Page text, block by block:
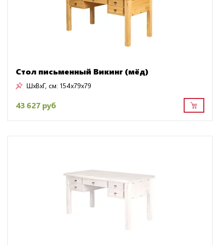
Стол письменный Викинг (мёд)
ШxВxГ, см: 154x79x79
43 627 руб